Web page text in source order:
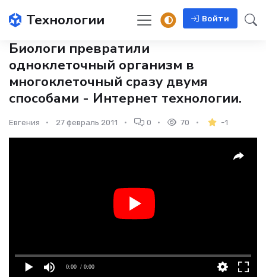
Технологии Войти
Биологи превратили
одноклеточный организм в
многоклеточный сразу двумя
способами - Интернет технологии.
Евгения 27 февраль 2011 0 70 -1
0:00 / 0:00